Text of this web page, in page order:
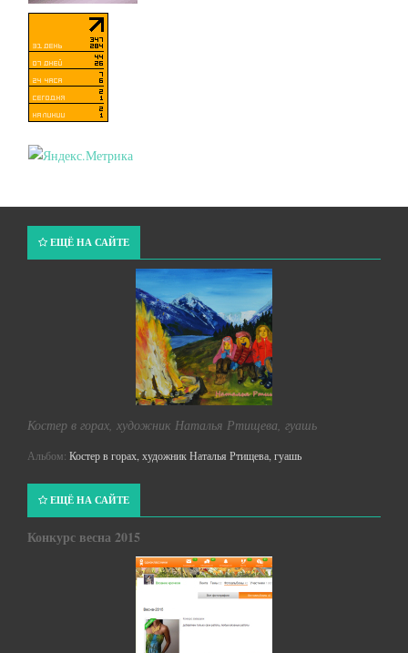
ЕЩЁ НА САЙТЕ
Костер в горах, художник Наталья Ртищева, гуашь
Альбом: Костер в горах, художник Наталья Ртищева, гуашь
ЕЩЁ НА САЙТЕ
Конкурс весна 2015